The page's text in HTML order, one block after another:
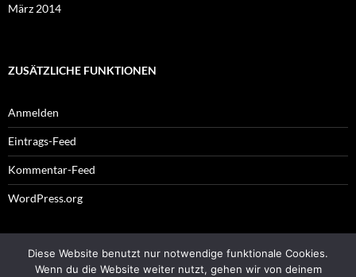
März 2014
ZUSÄTZLICHE FUNKTIONEN
Anmelden
Eintrags-Feed
Kommentar-Feed
WordPress.org
Impressum
Diese Website benutzt nur notwendige funktionale Cookies.
Wenn du die Website weiter nutzt, gehen wir von deinem